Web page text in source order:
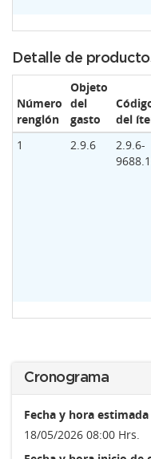
Detalle de
Número
renglón
Objeto
del
gasto
del
1
2.9.6
2.9.6-
Cronograma
Fecha y hora
18/05/2026 08:00 Hrs.